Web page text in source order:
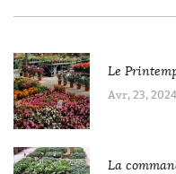
Le
Avr, 23, 2024
La